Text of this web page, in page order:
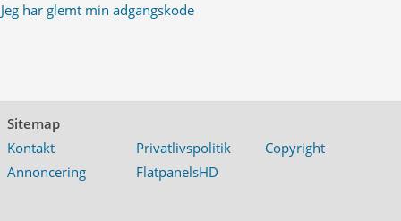
Jeg har glemt min adgangskode
Sitemap
Kontakt
Privatlivspolitik
Copyright
Annoncering
FlatpanelsHD